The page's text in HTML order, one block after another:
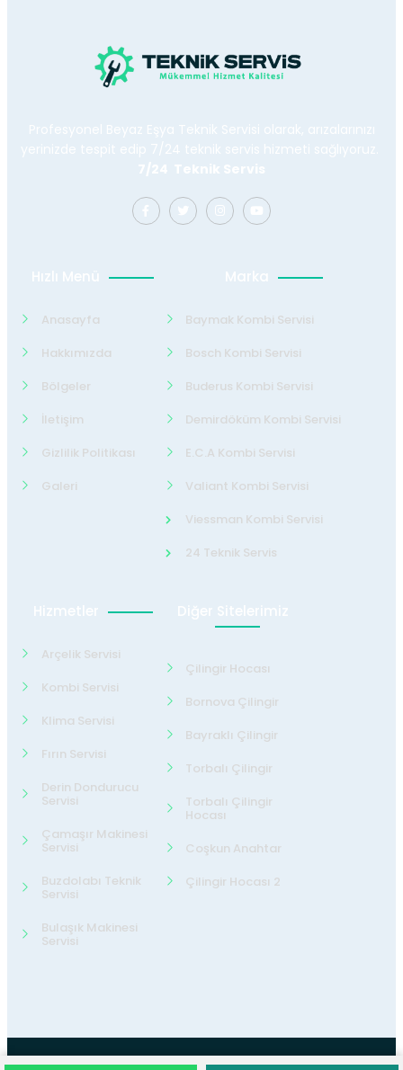
Profesyonel Beyaz Eşya Teknik Servisi olarak, arızalarınızı
yerinizde tespit edip 7/24 teknik servis hizmeti sağlıyoruz.
7/24 Teknik Servis
Hızlı Menü
Anasayfa
Hakkımızda
Bölgeler
İletişim
Gizlilik Politikası
Galeri
Marka
Baymak Kombi Servisi
Bosch Kombi Servisi
Buderus Kombi Servisi
Demirdöküm Kombi Servisi
E.C.A Kombi Servisi
Valiant Kombi Servisi
Viessman Kombi Servisi
24 Teknik Servis
Hizmetler
Arçelik Servisi
Kombi Servisi
Klima Servisi
Fırın Servisi
Derin Dondurucu
Servisi
Çamaşır Makinesi
Servisi
Buzdolabı Teknik
Servisi
Bulaşık Makinesi
Servisi
Diğer Sitelerimiz
Çilingir Hocası
Bornova Çilingir
Bayraklı Çilingir
Torbalı Çilingir
Torbalı Çilingir
Hocası
Coşkun Anahtar
Çilingir Hocası 2